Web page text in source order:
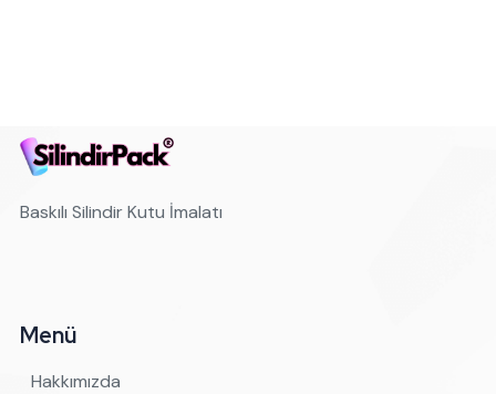
Baskılı Silindir Kutu İmalatı
Menü
Hakkımızda